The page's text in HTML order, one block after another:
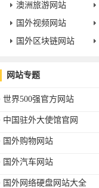
澳洲旅游网站
国外视频网站
国外区块链网站
网站专题
世界500强官方网站
中国驻外大使馆官网
国外购物网站
国外汽车网站
国外网络硬盘网站大全